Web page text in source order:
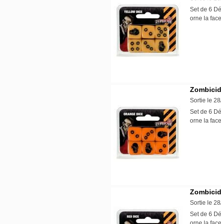
Set de 6
orne la
Sortie le
Set de 6
orne la
Sortie le
Set de 6